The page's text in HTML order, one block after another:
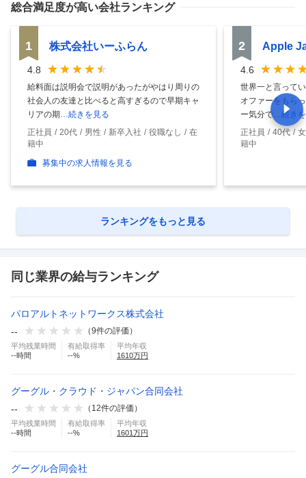
総合満足度が高い会社ランキング
1 株式会社いーふらん
4.8
給料面は説明会で説明があったがやはり周りの
社会人の友達と比べると高すぎるので早期キャ
リアの期…続きを見る
正社員
20代 男性 新卒入社 役職なし
在
籍中
募集中の求人情報を見る
2 Apple
4.6
世界一と言って
オファーをもら
ー気分で…続き
正社員
40代
籍中
ランキングをもっと見る
同じ業界の給与ランキング
パロアルトネットワークス株式会社
--
（9件の評価）
平均残業時間
--時間
有給取得率
--%
平均年収
1610万円
グーグル・クラウド・ジャパン合同会社
--
（ 12件の評価）
平均残業時間
--時間
有給取得率
--%
平均年収
1601 万円
グーグル合同会社